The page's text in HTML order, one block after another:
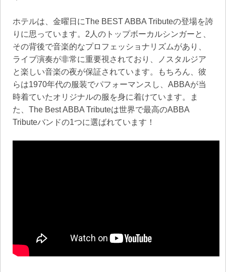
ホテルは、金曜日にThe BEST ABBA Tributeの登場を誇
りに思っています。2人のトップボーカルシンガーと、
その背後で音楽的なプロフェッショナリズムがあり、
ライブ演奏が非常に重要視されており、ノスタルジア
と楽しい音楽の夜が保証されています。もちろん、彼
らは1970年代の服装でパフォーマンスし、ABBAが当
時着ていたオリジナルの服を身に着けています。ま
た、The Best ABBA Tributeは世界で最高のABBA
Tributeバンドの1つに選ばれています！